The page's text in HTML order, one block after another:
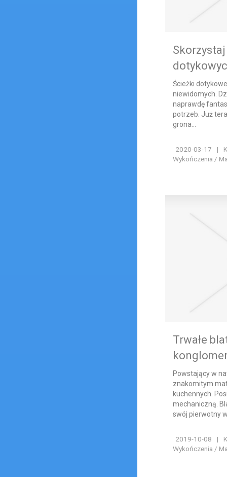
Ścieżki
niewidomych.
naprawdę
potrzeb. Już
grona...
2020-03-17 |
Wykończenia /
Trwałe
Powstający w
znakomitym
kuchennych.
mechaniczną.
swój pierwotny
2019-10-08 |
Wykończenia /